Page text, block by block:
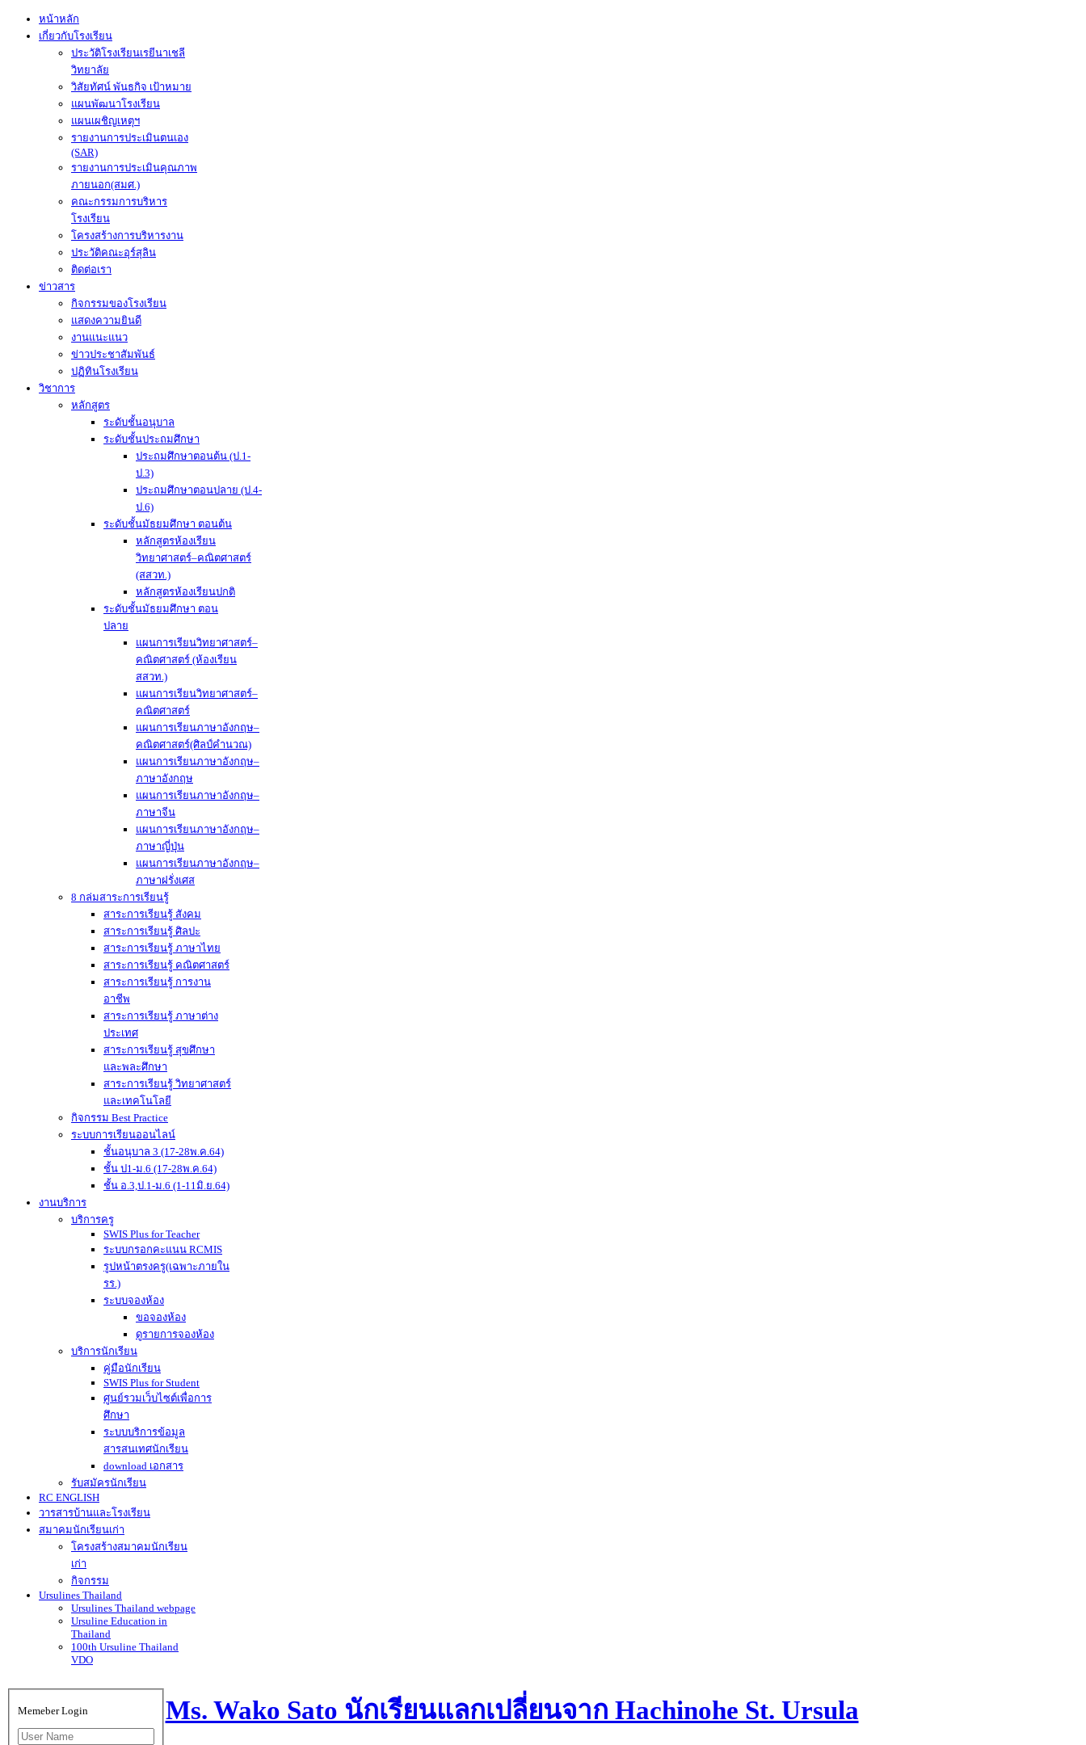
หน้าหลัก
เกี่ยวกับโรงเรียน
ประวัติโรงเรียนเรยีนาเชลี
วิทยาลัย
วิสัยทัศน์ พันธกิจ เป้าหมาย
แผนพัฒนาโรงเรียน
แผนเผชิญเหตุฯ
รายงานการประเมินตนเอง
(SAR)
รายงานการประเมินคุณภาพ
ภายนอก(สมศ.)
คณะกรรมการบริหาร
โรงเรียน
โครงสร้างการบริหารงาน
ประวัติคณะอุร์สุลิน
ติดต่อเรา
ข่าวสาร
กิจกรรมของโรงเรียน
แสดงความยินดี
งานแนะแนว
ข่าวประชาสัมพันธ์
ปฏิทินโรงเรียน
วิชาการ
หลักสูตร
ระดับชั้นอนุบาล
ระดับชั้นประถมศึกษา
ประถมศึกษาตอนต้น (ป.1-
ป.3)
ประถมศึกษาตอนปลาย (ป.4-
ป.6)
ระดับชั้นมัธยมศึกษา ตอนต้น
หลักสูตรห้องเรียน
วิทยาศาสตร์–คณิตศาสตร์
(สสวท.)
หลักสูตรห้องเรียนปกติ
ระดับชั้นมัธยมศึกษา ตอน
ปลาย
แผนการเรียนวิทยาศาสตร์–
คณิตศาสตร์ (ห้องเรียน
สสวท.)
แผนการเรียนวิทยาศาสตร์–
คณิตศาสตร์
แผนการเรียนภาษาอังกฤษ–
คณิตศาสตร์(ศิลป์คำนวณ)
แผนการเรียนภาษาอังกฤษ–
ภาษาอังกฤษ
แผนการเรียนภาษาอังกฤษ–
ภาษาจีน
แผนการเรียนภาษาอังกฤษ–
ภาษาญี่ปุ่น
แผนการเรียนภาษาอังกฤษ–
ภาษาฝรั่งเศส
8 กล่มสาระการเรียนรู้
สาระการเรียนรู้ สังคม
สาระการเรียนรู้ ศิลปะ
สาระการเรียนรู้ ภาษาไทย
สาระการเรียนรู้ คณิตศาสตร์
สาระการเรียนรู้ การงาน
อาชีพ
สาระการเรียนรู้ ภาษาต่าง
ประเทศ
สาระการเรียนรู้ สุขศึกษา
และพละศึกษา
สาระการเรียนรู้ วิทยาศาสตร์
และเทคโนโลยี
กิจกรรม Best Practice
ระบบการเรียนออนไลน์
ชั้นอนุบาล 3 (17-28พ.ค.64)
ชั้น ป1-ม.6 (17-28พ.ค.64)
ชั้น อ.3,ป.1-ม.6 (1-11มิ.ย.64)
งานบริการ
บริการครู
SWIS Plus for Teacher
ระบบกรอกคะแนน RCMIS
รูปหน้าตรงครู(เฉพาะภายใน
รร.)
ระบบจองห้อง
ขอจองห้อง
ดูรายการจองห้อง
บริการนักเรียน
คู่มือนักเรียน
SWIS Plus for Student
ศูนย์รวมเว็บไซต์เพื่อการ
ศึกษา
ระบบบริการข้อมูล
สารสนเทศนักเรียน
download เอกสาร
รับสมัครนักเรียน
RC ENGLISH
วารสารบ้านและโรงเรียน
สมาคมนักเรียนเก่า
โครงสร้างสมาคมนักเรียน
เก่า
กิจกรรม
Ursulines Thailand
Ursulines Thailand webpage
Ursuline Education in
Thailand
100th Ursuline Thailand
VDO
Memeber Login Ms. Wako Sato นักเรียนแลกเปลี่ยนจาก Hachinohe St. Ursula